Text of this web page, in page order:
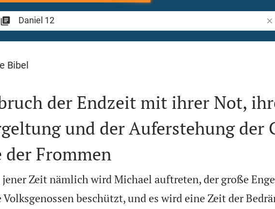
12
Bibel
der Endzeit mit ihrer Not,
und der Auferstehung der
der Frommen
jener Zeit nämlich wird Michael auftreten, der große
Volksgenossen beschützt, und es wird eine Zeit der